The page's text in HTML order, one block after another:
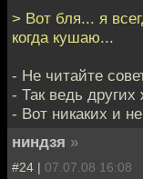
> Вот бля... я
когда кушаю...
- Не читайте
- Так ведь других
- Вот никаких и
ниндзя »
#24 | 07.07.08 16:08